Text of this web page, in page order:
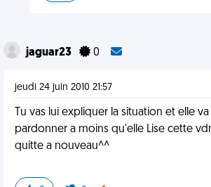
jaguar23 0
jeudi 24 juin 2010 21:57
Tu vas lui expliquer la situation et elle
pardonner a moins qu'elle Lise cette
quitte a nouveau^^